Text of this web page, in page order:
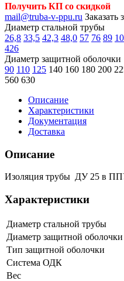
Получить КП со скидкой
mail@truba-v-ppu.ru Заказать
Диаметр стальной трубы
26,8 33,5 42,3 48,0 57 76 89
426
Диаметр защитной оболочки
90 110 125 140 160 180 200
560 630
Описание
Характеристики
Документация
Доставка
Описание
Изоляция трубы ДУ 25 в
Характеристики
Диаметр стальной трубы
Диаметр защитной оболочки
Тип защитной оболочки
Система ОДК
Вес